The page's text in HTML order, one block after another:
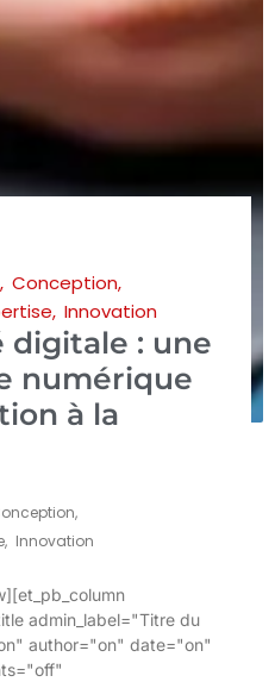
, Conception,
, Innovation
digitale : une
numérique
à la
,
, Innovation
admin_label="Titre du
author="on" date="on"